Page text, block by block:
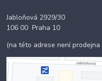
Jabloňová 2929/30
106 00 Praha 10
(na této adrese není prodejna